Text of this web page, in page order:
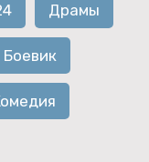
Драмы
Боевик